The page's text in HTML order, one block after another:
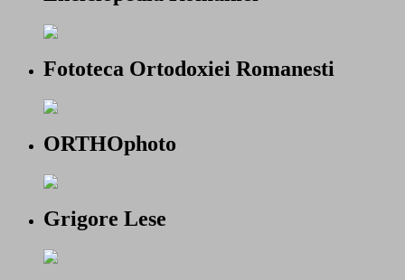
Fototeca Ortodoxiei Romanesti
ORTHOphoto
Grigore Lese